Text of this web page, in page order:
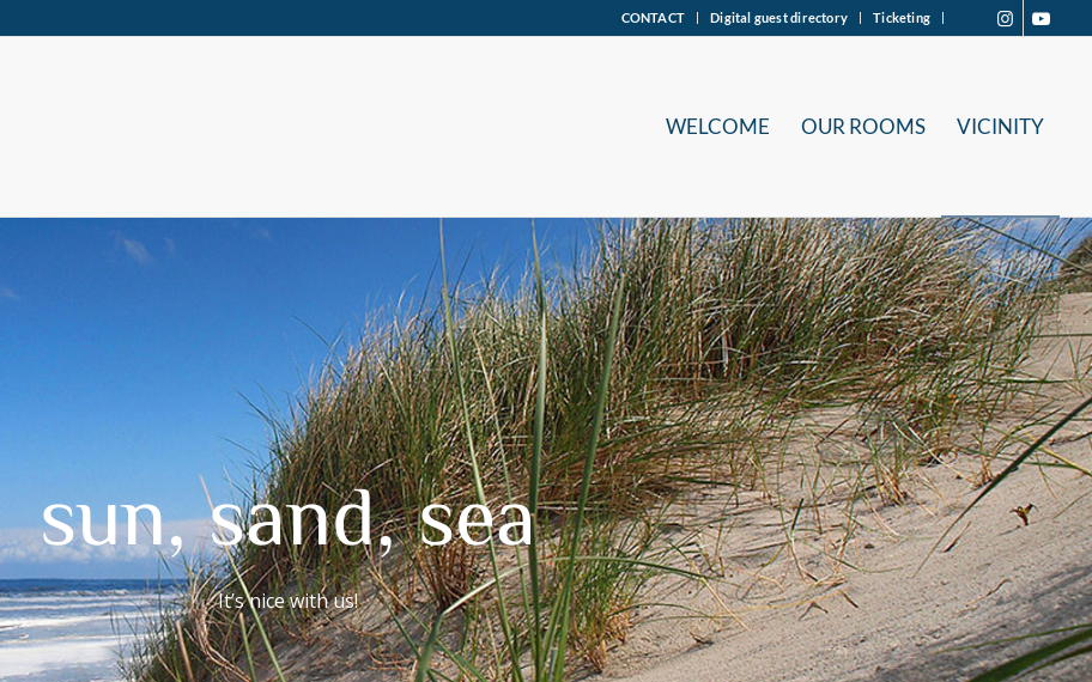
CONTACT Digital guest directory Ticketing
WELCOME OUR ROOMS VICINITY
sun, sand, sea
It’s nice with us!